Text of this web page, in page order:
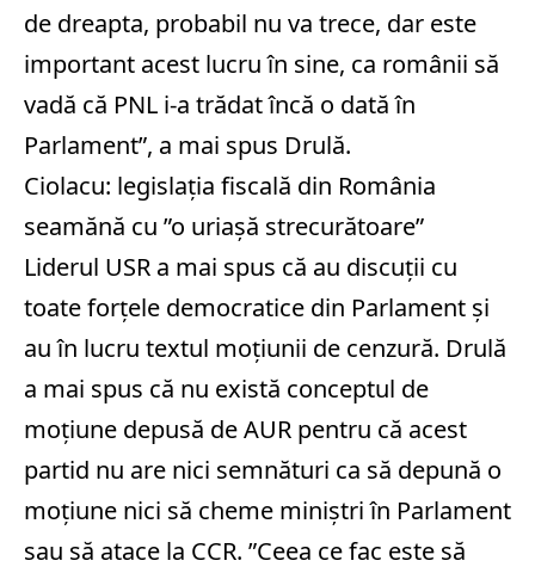
de dreapta, probabil nu va trece, dar este
important acest lucru în sine, ca românii să
vadă că PNL i-a trădat încă o dată în
Parlament”, a mai spus Drulă.
Ciolacu: legislaţia fiscală din România
seamănă cu ”o uriaşă strecurătoare”
Liderul USR a mai spus că au discuţii cu
toate forţele democratice din Parlament şi
au în lucru textul moţiunii de cenzură. Drulă
a mai spus că nu există conceptul de
moţiune depusă de AUR pentru că acest
partid nu are nici semnături ca să depună o
moţiune nici să cheme miniştri în Parlament
sau să atace la CCR. ”Ceea ce fac este să